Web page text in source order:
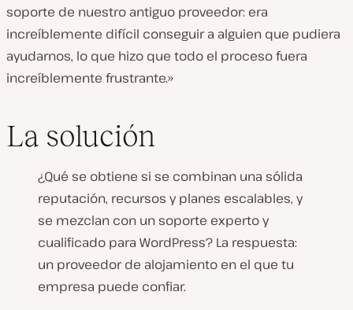
soporte de nuestro antiguo proveedor: era
increíblemente difícil conseguir a alguien que pudiera
ayudarnos, lo que hizo que todo el proceso fuera
increíblemente frustrante.»
La solución
¿Qué se obtiene si se combinan una sólida
reputación, recursos y planes escalables, y
se mezclan con un soporte experto y
cualificado para WordPress? La respuesta:
un proveedor de alojamiento en el que tu
empresa puede confiar.